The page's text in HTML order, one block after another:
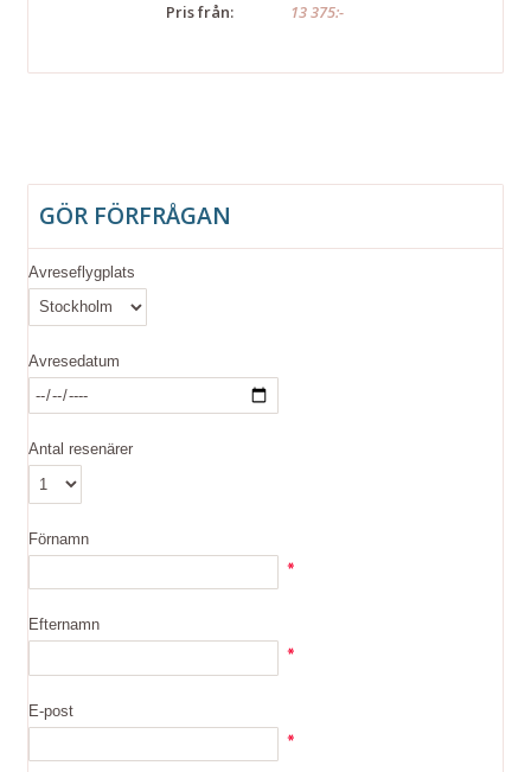
Pris från: 13 375:-
GÖR FÖRFRÅGAN
Avreseflygplats
Avresedatum
Antal resenärer
Förnamn
Efternamn
E-post